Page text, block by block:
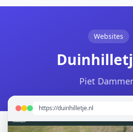
Websites
Piet
https://duinhilletje.nl